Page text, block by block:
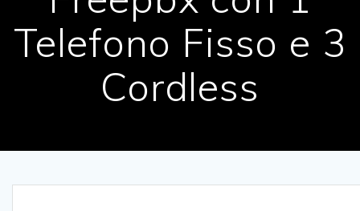
Telefono Fisso e 3
Cordless